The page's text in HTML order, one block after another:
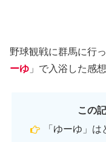
野球観戦に群馬に行
ーゆ 」で入浴した感
この
「ゆーゆ」